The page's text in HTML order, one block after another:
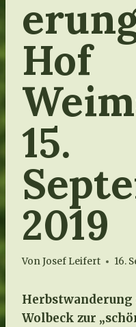
Hof
15.
2019
VonJosef Leifert 16.
Wolbeck zur